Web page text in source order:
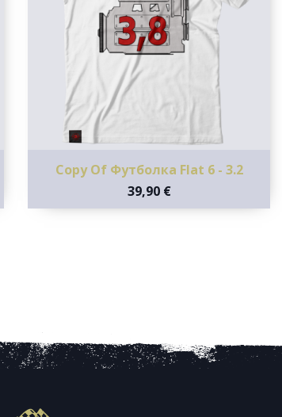
Copy Of Футболка Flat 6 - 3.2
39,90 €